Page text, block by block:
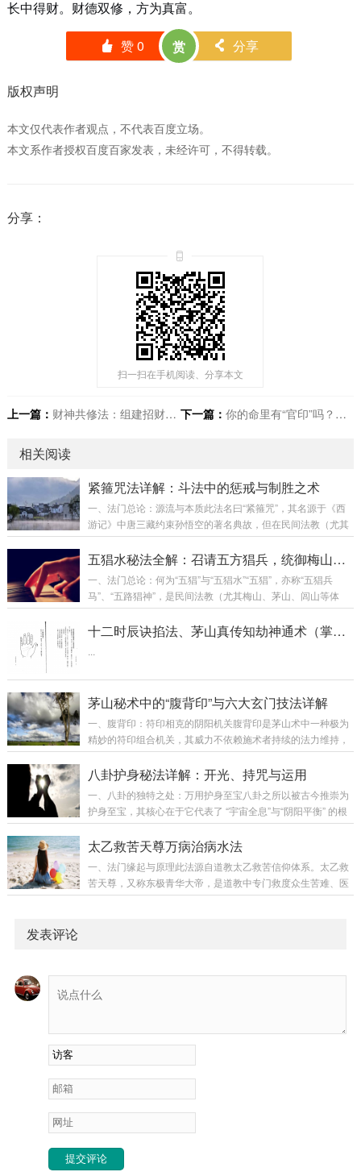
长中得财。财德双修，方为真富。
󰄼 赞0 赏 󰄯 分享
版权声明
本文仅代表作者观点，不代表百度立场。
本文系作者授权百度百家发表，未经许可，不得转载。
分享：
扫一扫在手机阅读、分享本文
上一篇： 财神共修法：组建招财共修团体 下一篇： 你的命里有“官印”吗？——聊聊事业运的根基
相关阅读
紧箍咒法详解：斗法中的惩戒与制胜之术
一、法门总论：源流与本质此法名曰“紧箍咒”，其名源于《西
游记》中唐三藏约束孙悟空的著名典故，但在民间法教（尤其
是茅山、梅山、鲁班法等体系）中，已演变为一种专门用于 克
制、惩戒敌对邪师或施法害人者 的攻击性法术。核心本质：此
击性存思（观想），将一股强大的 束缚、镇压、头痛欲裂的阴
性信息能量，远程投射、附着于施法目标的 头部泥丸宫（灵魂
五猖水秘法全解：召请五方猖兵，统御梅山兵马
一、法门总论：何为“五猖”与“五猖水”“五猖”，亦称“五猖兵
马”、“五路猖神”，是民间法教（尤其梅山、茅山、闾山等体
系）中广泛供奉与调遣的一类 特种兵将。他们并非正统道教天
庭编制的“天兵天将”，而是源于 古代军魂、山精、悍卒、巫觋
为：召之即来，散之无踪，行事迅疾，手段刚猛，专门处理需
十二时辰诀掐法、茅山真传知劫神通术（掌光诀）
茅山秘术中的“腹背印”与六大玄门技法详解
一、腹背印：符印相克的阴阳机关腹背印是茅山术中一种极为
精妙的符印组合机关，其威力不依赖施术者持续的法力维持，
而是通过“印”与“符”之间的位置与阴阳关系自动触发。核心组
件：彖印（镇妖印）：一种特殊的法印，通常刻有“彖”字秘文
有镇压、封锁阴邪之气的天然效力。束魂符：用殄文（一种传
说中专用于沟通鬼神、下达命令的古文字） 书写的符咒。其作
咒能量覆盖的特定范围内，使其无...
八卦护身秘法详解：开光、持咒与运用
一、八卦的独特之处：万用护身至宝八卦之所以被古今推崇为
护身至宝，其核心在于它代表了 “宇宙全息”与“阴阳平衡” 的根
本法则。它不同于许多有禁忌的护身符（如某些材质怕水、某
些神像怕污），八卦纯为符号与理气之凝聚，无相无执，故不
所，是最为方便且效力广大的护身物。随身佩戴：可保个人逢
凶化吉、避开煞气，如同随身携带一个微型的风水平衡仪。悬
太乙救苦天尊万病治病水法
一、法门缘起与原理此法源自道教太乙救苦信仰体系。太乙救
苦天尊，又称东极青华大帝，是道教中专门救度众生苦难、医
治疾病、超拔亡魂的尊神。此法通过诚心祈请、存想观照、符
不必烧开，但须干净。若心存恭敬，可取清晨井水或泉水更
佳。择时定向：时间以清晨日出时分（卯时，5-7点）...
发表评论
提交评论